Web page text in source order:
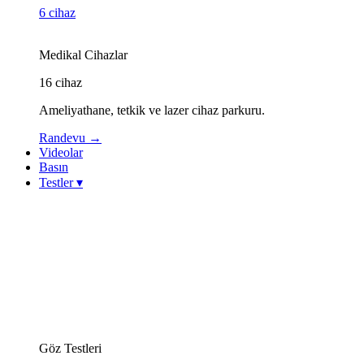
6 cihaz
Medikal Cihazlar
16 cihaz
Ameliyathane, tetkik ve lazer cihaz parkuru.
Randevu →
Videolar
Basın
Testler▾
Göz Testleri